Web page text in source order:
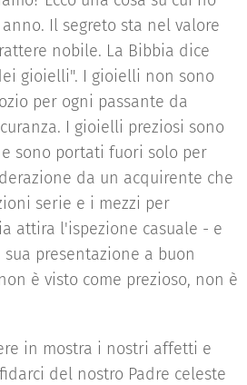
Il segreto sta nel valore
nobile. La Bibbia dice
gioielli". I gioielli non sono
per ogni passante da
I gioielli preziosi sono
sono portati fuori solo per
da un acquirente che
serie e i mezzi per
attira l'ispezione casuale - e
presentazione a buon
è visto come prezioso, non è
in mostra i nostri affetti e
del nostro Padre celeste